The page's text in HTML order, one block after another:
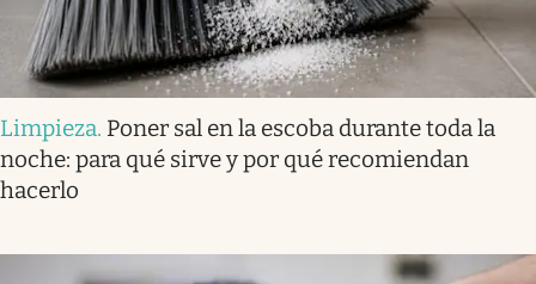
Limpieza. Poner sal en la escoba durante toda la
noche: para qué sirve y por qué recomiendan
hacerlo